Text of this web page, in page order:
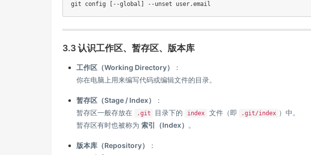
git config --global
3.3 认识工作区、暂存区、版本库
工作区（Working Directory）
：
你在电脑上用来编写代码或编辑文件的目录。
暂存区（Stage / Index）
：
暂存区一般存放在
.git 目录下的 index 文件（即 .git/index ）中。
暂存区有时也被称为 索引（Index） 。
版本库（Repository）
：